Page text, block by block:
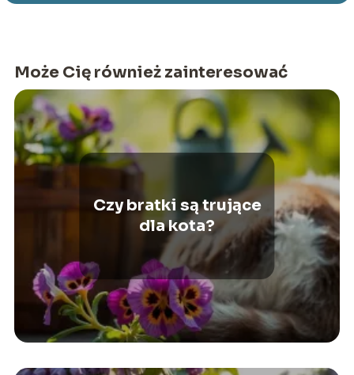
Może Cię również zainteresować
Czy bratki są trujące
dla kota?